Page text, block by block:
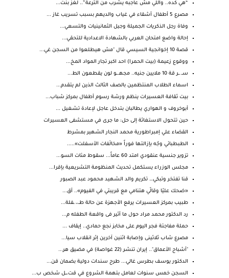
“هي كده.. واللي مش عاجبه يشرب من الترعة”.. لغز بنت...
مصرع 5 أطفال أشقاء في غياب والديهم بسبب تسريب غاز ...
وفاة رجل الذكريات الجميلة وجيل الثمانينيات والتسعي...
إحالة واضع امتحان العربي بالشهادة الاعدادية للتحقي...
قصة 10 إخوانجية السيسي قال "مش هيطلعوا من السجن غي...
ووقوع زعيمة (بيت الحمرا) احد اكبر تجار المواد المخ...
سـ..ـر قة 10 ملايين جنيه.. مجهـ.ـو لون يقطعون الط...
اسماء الطلاب المنتظمين بالصف الثالث الذين لم يتقدم...
بيت ثقافة العسيرات ينظم ورشة رسوم أطفال بمركز شباب...
أبوخروف و الهواري يطالبان بتدخل عاجل لإعادة تشغيل ...
حين تتحول الاستغاثة إلى حل: ما جرى في مستشفى العسيرات
القضاء علي إمبراطورية محمد النجار الشهير بمشرط
الطبطبائي وجّه بإزالتها فوراً «مخالَفات الأسفلت».....
تزوير جنسية عنقودي امتد 60 عاماً... سقوط مئات السو...
مجلس الوزراء يستكمل تحديث المنظومة التشريعية بإقرا...
قنا تفتخر وتبكي… تكريم والد الشهيد محمود عبد الصبور
«ضحك عليّا وقالّي هتنامي مع قريبتي في الفيوم».. أق...
طبيب بمركز العسيرات يرفع الأجهزة عن حالة طـ،، ـفلة...
رد الدكتور محمد مراد حول ما أثير فى واقعة الطفله م...
حملة مفاجئة فجر اليوم على مخابز نجع حمادي.. إيقاف ...
مصرع شاب ثلاثينى وإصابة اثنين آخرين إثر انقلاب سيا...
"أشباح الأعماق".. إيران تنشر (22 غواصة) في مضيق هر...
الدكتور يوسف بطرس غالي... طرح سندات دولية بضمان قن...
السجن خمس سنوات لعامل بتهمة الشروع في قت،ــل شخص ب...